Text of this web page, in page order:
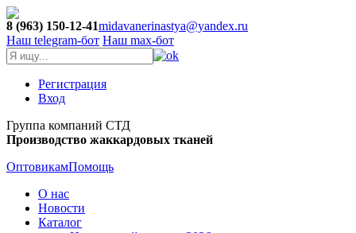
8 (963) 150-12-41midavanerinastya@yandex.ru
Наш telegram-бот Наш max-бот
Регистрация
Вход
Группа компаний СТД
Производство жаккардовых тканей
ОптовикамПомощь
О нас
Новости
Каталог